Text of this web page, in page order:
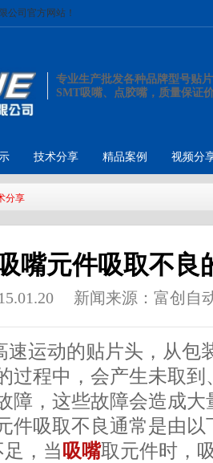
公司官方网站！
专业生产批发各种品牌型号贴
SMT吸嘴、点胶嘴，质量保证
技术分享 精品案例 视频分
分享
嘴元件吸取不良
新闻来源：富创自
速运动的贴片头，从包
过程中，会产生未取
障，这些故障会造成大
件吸取不良通常是由以
，当 吸嘴取元件时，